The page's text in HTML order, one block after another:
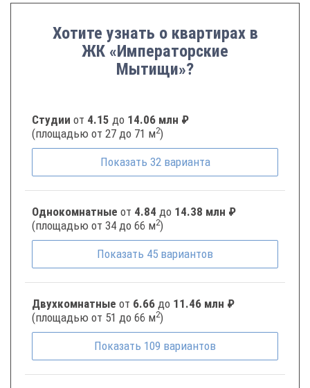
Хотите узнать о квартирах в
ЖК «Императорские
Мытищи»?
Студии от 4.15 до 14.06 млн ₽
(площадью от 27 до 71 м2)
Показать 32 варианта
Однокомнатные от 4.84 до 14.38 млн ₽
(площадью от 34 до 66 м2)
Показать 45 вариантов
Двухкомнатные от 6.66 до 11.46 млн ₽
(площадью от 51 до 66 м2)
Показать 109 вариантов